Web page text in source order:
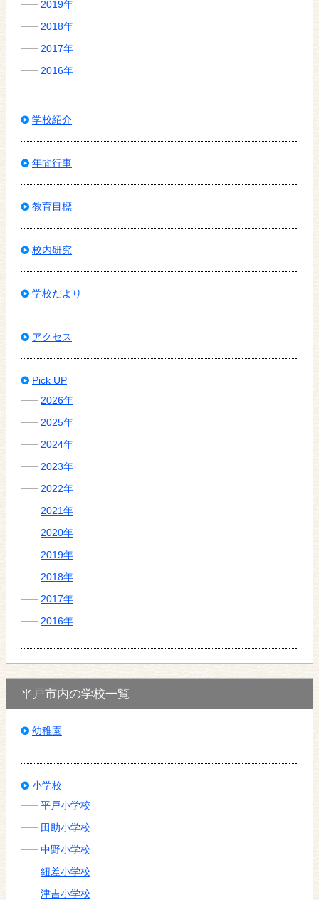
2019年
2018年
2017年
2016年
学校紹介
年間行事
教育目標
校内研究
学校だより
アクセス
Pick UP
2026年
2025年
2024年
2023年
2022年
2021年
2020年
2019年
2018年
2017年
2016年
平戸市内の学校一覧
幼稚園
小学校
平戸小学校
田助小学校
中野小学校
紐差小学校
津吉小学校